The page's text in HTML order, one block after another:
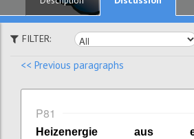
FILTER:
<< Previous paragraphs
P81
Heizenergie aus